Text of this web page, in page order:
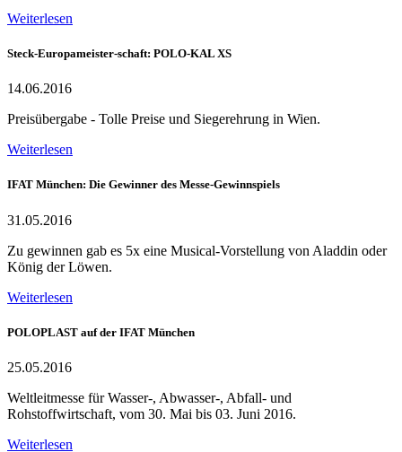
Weiterlesen
Steck-Europameister-schaft: POLO-KAL XS
14.06.2016
Preisübergabe - Tolle Preise und Siegerehrung in Wien.
Weiterlesen
IFAT München: Die Gewinner des Messe-Gewinnspiels
31.05.2016
Zu gewinnen gab es 5x eine Musical-Vorstellung von Aladdin oder
König der Löwen.
Weiterlesen
POLOPLAST auf der IFAT München
25.05.2016
Weltleitmesse für Wasser-, Abwasser-, Abfall- und
Rohstoffwirtschaft, vom 30. Mai bis 03. Juni 2016.
Weiterlesen